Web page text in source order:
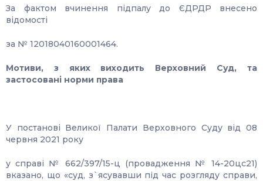
За фактом вчинення підпалу до ЄДРДР внесено
відомості
за № 12018040160001464.
Мотиви, з яких виходить Верховний Суд, та
застосовані норми права
У постанові Великої Палати Верховного Суду від 08
червня 2021 року
у справі № 662/397/15-ц (провадження № 14-20цс21)
вказано, що «суд, з`ясувавши під час розгляду справи,